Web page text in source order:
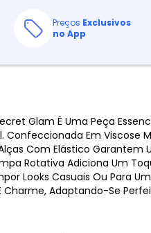
Preços Exclusivos
no App
Glam É Uma Peça
Confeccionada Em Viscose
Com Elástico Garantem
Rotativa Adiciona Um
Looks Casuais Ou Para
Charme, Adaptando-Se